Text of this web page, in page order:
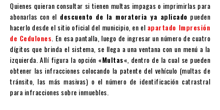
Quienes quieran consultar si tienen multas impagas o imprimirlas para
abonarlas con el descuento de la moratoria ya aplicado pueden
hacerlo desde el sitio oficial del municipio, en el apartado Impresión
de Cedulones. En esa pantalla, luego de ingresar un número de cuatro
dígitos que brinda el sistema, se llega a una ventana con un menú a la
izquierda. Allí figura la opción «Multas«, dentro de la cual se pueden
obtener las infracciones colocando la patente del vehículo (multas de
tránsito, las más masivas) o el número de identificación catrastral
para infracciones sobre inmuebles.